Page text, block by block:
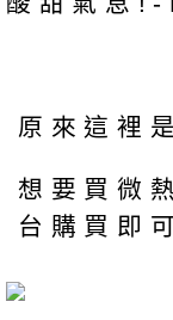
原來這裡
想要買微
台購買即可